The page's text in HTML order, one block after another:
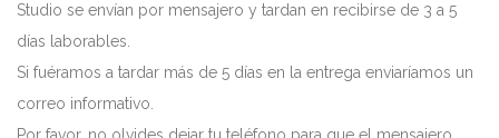
Studio se envían por mensajero y tardan en recibirse de 3 a 5
días laborables.
Si fuéramos a tardar más de 5 días en la entrega enviaríamos un
correo informativo.